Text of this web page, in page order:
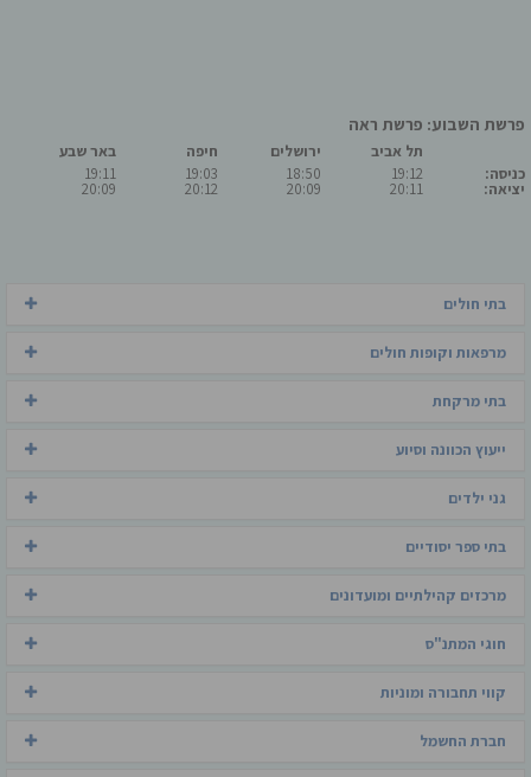
פרשת השבוע: פרשת ראה
כניסה:
יציאה:
תל אביב
19:12
20:11
ירושלים
18:50
20:09
חיפה
19:03
20:12
באר שבע
19:11
20:09
בתי חולים
מרפאות וקופות חולים
בתי מרקחת
ייעוץ הכוונה וסיוע
גני ילדים
בתי ספר יסודיים
מרכזים קהילתיים ומועדונים
חוגי המתנ"ס
קווי תחבורה ומוניות
חברת החשמל